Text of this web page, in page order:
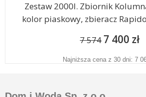
Zestaw 2000l. Zbiornik
kolor piaskowy, zbieracz
7 574 7 400 zł
Najniższa cena z 30 dni: 7